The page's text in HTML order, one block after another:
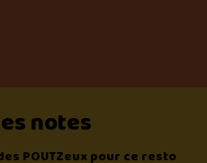
notes
POUTZeux pour ce resto